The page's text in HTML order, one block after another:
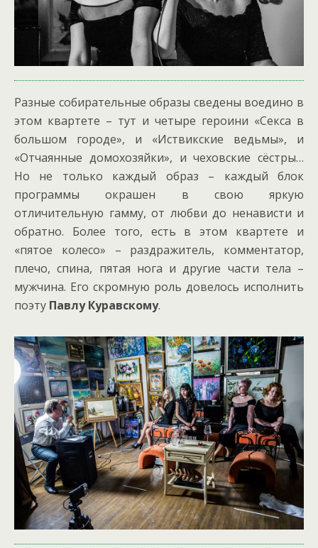
Разные собирательные образы сведены воедино в
этом квартете – тут и четыре героини «Секса в
большом городе», и «Иствикские ведьмы», и
«Отчаянные домохозяйки», и чеховские сёстры…
Но не только каждый образ – каждый блок
программы окрашен в свою яркую
отличительную гамму, от любви до ненависти и
обратно. Более того, есть в этом квартете и
«пятое колесо» – раздражитель, комментатор,
плечо, спина, пятая нога и другие части тела –
мужчина. Его скромную роль довелось исполнить
поэту Павлу Куравскому.